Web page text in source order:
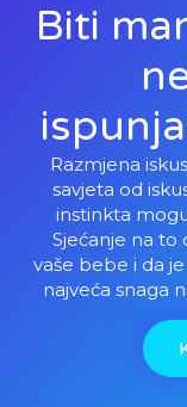
Biti
Razmjena
savjeta od
instinkta
Sjećanje na to
vaše bebe i da
najveća snaga